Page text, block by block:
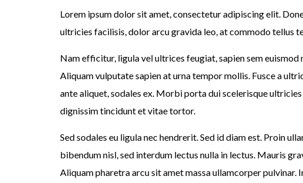
Lorem ipsum dolor sit amet, consectetur adipiscing elit.
ultricies facilisis, dolor arcu gravida leo, at commodo tellus
Nam efficitur, ligula vel ultrices feugiat, sapien sem
Aliquam vulputate sapien at urna tempor mollis. Fusce a
ante aliquet, sodales ex. Morbi porta dui scelerisque
dignissim tincidunt et vitae tortor.
Sed sodales eu ligula nec hendrerit. Sed id diam est. Proin
bibendum nisl, sed interdum lectus nulla in lectus. Mauris
Aliquam pharetra arcu sit amet massa ullamcorper